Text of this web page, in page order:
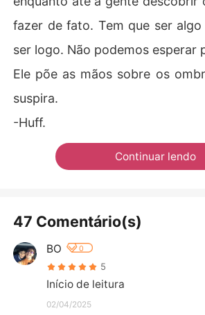
fazer de fato. Tem que ser
ser logo. Não podemos esperar
Ele põe as mãos sobre os
suspira.
-Huff.
Continuar lendo
47 Comentário(s)
BO 0
5
Início de leitura
02/04/2025